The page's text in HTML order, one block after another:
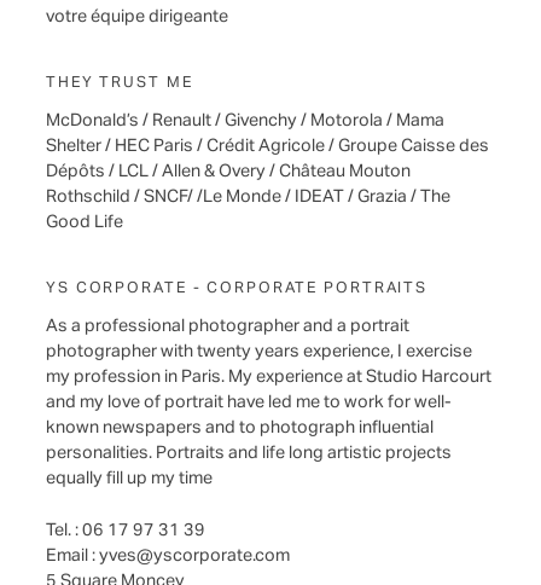
votre équipe dirigeante
THEY TRUST ME
McDonald’s / Renault / Givenchy / Motorola / Mama
Shelter / HEC Paris / Crédit Agricole / Groupe Caisse des
Dépôts / LCL / Allen & Overy / Château Mouton
Rothschild / SNCF/ /Le Monde / IDEAT / Grazia / The
Good Life
YS CORPORATE - CORPORATE PORTRAITS
As a professional photographer and a portrait
photographer with twenty years experience, I exercise
my profession in Paris. My experience at Studio Harcourt
and my love of portrait have led me to work for well-
known newspapers and to photograph influential
personalities. Portraits and life long artistic projects
equally fill up my time
Tel. : 06 17 97 31 39
Email : yves@yscorporate.com